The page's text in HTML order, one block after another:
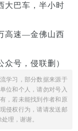
大巴车，半小时
高速—金佛山西
众号，侵联删）
学习，部分数据来源于
位和个人，请勿对号入
，若未能找到作者和原
侵权行为，请请发送邮
理，谢谢。